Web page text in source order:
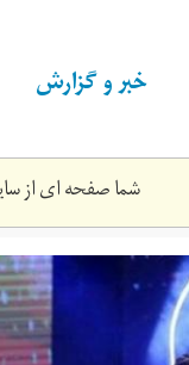
خبر و گزارش
شما صفحه ای از